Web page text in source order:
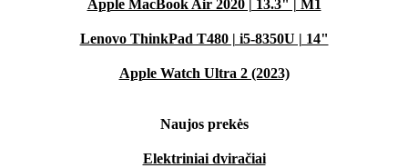
Apple MacBook Air 2020 | 13.3" | M1
Lenovo ThinkPad T480 | i5-8350U | 14"
Apple Watch Ultra 2 (2023)
Naujos prekės
Elektriniai dviračiai